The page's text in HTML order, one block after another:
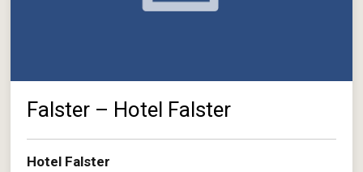
Falster – Hotel Falster
Hotel Falster